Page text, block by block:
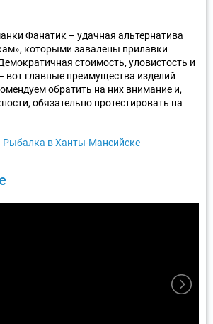
Фанатик – удачная альтернатива
которыми завалены прилавки
стоимость, уловистость и
вот главные преимущества изделий
обратить на них внимание и,
обязательно протестировать на
Рыбалка в Ханты-Мансийске